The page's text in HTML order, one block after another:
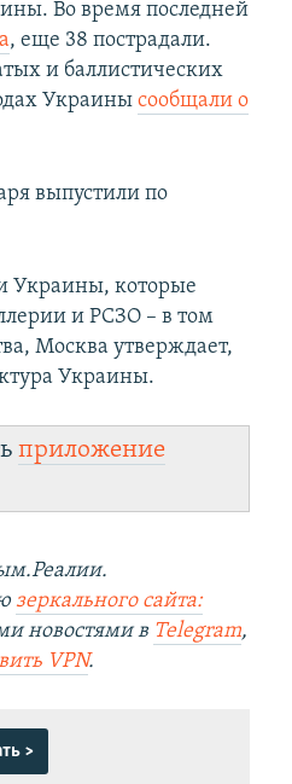
Во время последней
, еще 38 пострадали.
и баллистических
Украинысообщали о
выпустили по
Украины, которые
и РСЗО – в том
Москва утверждает,
Украины.
приложение
зеркального сайта:
новостями в Telegram,
VPN.
>